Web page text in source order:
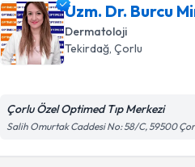
Uzm. Dr. Burcu
Dermatoloji
Tekirdağ,Çorlu
Çorlu Özel Optimed Tıp Merkezi
Salih Omurtak Caddesi No: 58/C, 59500